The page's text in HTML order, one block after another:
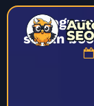
sådan